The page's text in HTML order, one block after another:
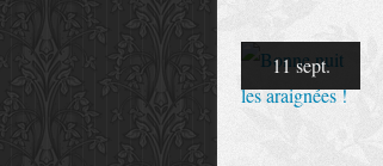
11 sept.